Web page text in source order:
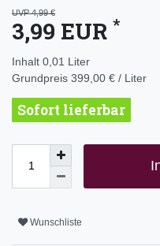
UVP 4,99 €
3,99 EUR *
Inhalt 0,01 Liter
Grundpreis 399,00 € / Liter
Sofort lieferbar
Wunschliste